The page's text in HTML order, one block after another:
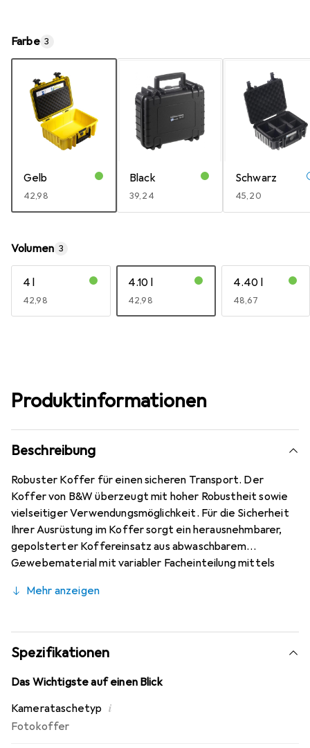
Farbe 3
Gelb
EUR
42,98
Black
EUR
39,24
Schwarz
EUR
45,20
Volumen 3
4 l
EUR
42,98
4.10 l
EUR
42,98
4.40 l
EUR
48,67
Produktinformationen
Beschreibung
Robuster Koffer für einen sicheren Transport. Der
Koffer von B&W überzeugt mit hoher Robustheit sowie
vielseitiger Verwendungsmöglichkeit. Für die Sicherheit
Ihrer Ausrüstung im Koffer sorgt ein herausnehmbarer,
gepolsterter Koffereinsatz aus abwaschbarem
Gewebematerial mit variabler Facheinteilung mittels
im Deckel.
Mehr anzeigen
Spezifikationen
Das Wichtigste auf einen Blick
Kamerataschetyp i
Fotokoffer